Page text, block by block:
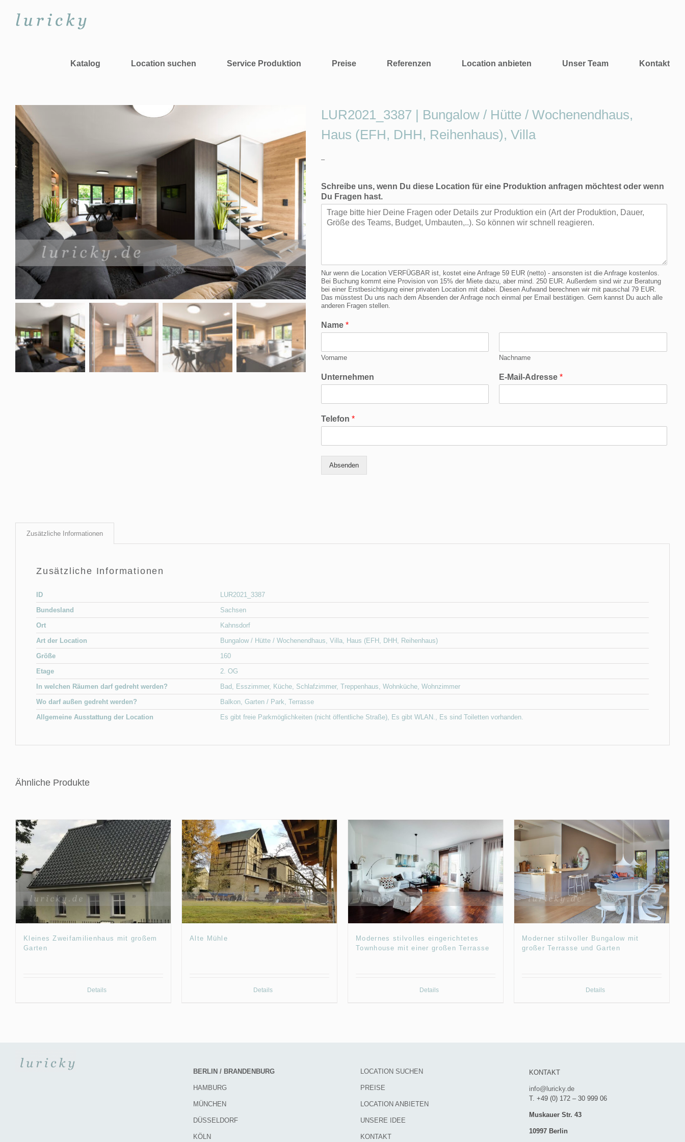
springen
Katalog Location suchen Service Produktion Preise Referenzen Location anbieten Unser Team Kontakt
LUR2021_3387 | Bungalow / Hütte / Wochenendhaus,
Haus (EFH, DHH, Reihenhaus), Villa
–
Schreibe uns, wenn Du diese Location für eine Produktion anfragen möchtest oder wenn
Du Fragen hast.
Nur wenn die Location VERFÜGBAR ist, kostet eine Anfrage 59 EUR (netto) - ansonsten ist die Anfrage kostenlos.
Bei Buchung kommt eine Provision von 15% der Miete dazu, aber mind. 250 EUR. Außerdem sind wir zur Beratung
bei einer Erstbesichtigung einer privaten Location mit dabei. Diesen Aufwand berechnen wir mit pauschal 79 EUR.
Das müsstest Du uns nach dem Absenden der Anfrage noch einmal per Email bestätigen. Gern kannst Du auch alle
anderen Fragen stellen.
Name *
Vorname Nachname
Unternehmen E-Mail-Adresse*
Telefon *
Absenden
Zusätzliche Informationen
Zusätzliche Informationen
ID
LUR2021_3387
Bundesland
Sachsen
Ort
Kahnsdorf
Art der Location
Bungalow / Hütte / Wochenendhaus, Villa, Haus (EFH, DHH, Reihenhaus)
Größe
160
Etage
2. OG
In welchen Räumen darf gedreht werden?
Bad, Esszimmer, Küche, Schlafzimmer, Treppenhaus, Wohnküche, Wohnzimmer
Wo darf außen gedreht werden?
Balkon, Garten / Park, Terrasse
Allgemeine Ausstattung der Location
Es gibt freie Parkmöglichkeiten (nicht öffentliche Straße), Es gibt WLAN., Es sind Toiletten vorhanden.
Ähnliche Produkte
Kleines Zweifamilienhaus mit großem
Garten
Details
Alte Mühle
Details
Modernes stilvolles eingerichtetes
Townhouse mit einer großen Terrasse
Details
Moderner stilvoller Bungalow mit
großer Terrasse und Garten
Details
BERLIN / BRANDENBURG
HAMBURG
MÜNCHEN
DÜSSELDORF
KÖLN
LOCATION SUCHEN
PREISE
LOCATION ANBIETEN
UNSERE IDEE
KONTAKT
KONTAKT
info@luricky.de
T. +49 (0) 172 – 30 999 06
Muskauer Str. 43
10997 Berlin